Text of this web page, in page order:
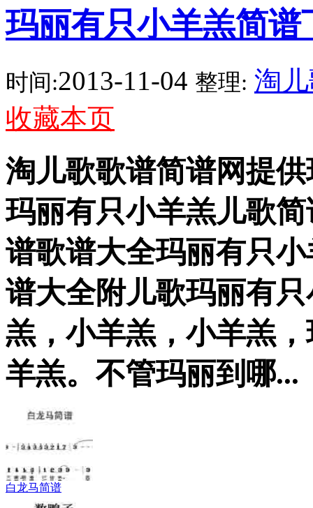
玛丽有只小羊羔简谱
时间:2013-11-04 整理: 淘
收藏本页
淘儿歌歌谱简谱网提
玛丽有只小羊羔儿歌
谱歌谱大全玛丽有只
谱大全附儿歌玛丽有
羔，小羊羔，小羊羔
羊羔。不管玛丽到哪...
白龙马简谱